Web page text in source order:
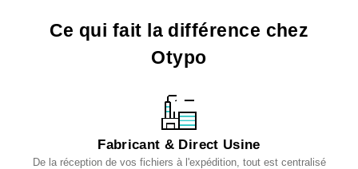
Ce qui fait la différence chez
Otypo
Fabricant & Direct Usine
De la réception de vos fichiers à l'expédition, tout est centralisé